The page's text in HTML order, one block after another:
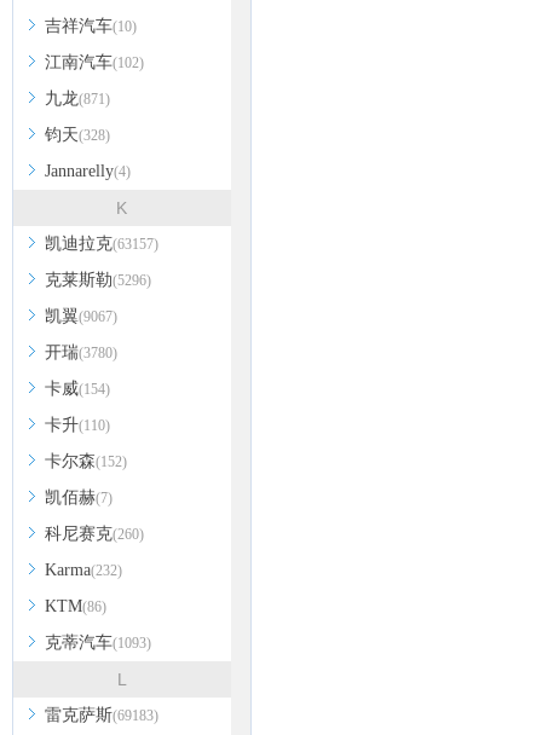
吉祥汽车(10)
江南汽车(102)
九龙(871)
钧天(328)
Jannarelly(4)
K
凯迪拉克(63157)
克莱斯勒(5296)
凯翼(9067)
开瑞(3780)
卡威(154)
卡升(110)
卡尔森(152)
凯佰赫(7)
科尼赛克(260)
Karma(232)
KTM(86)
克蒂汽车(1093)
L
雷克萨斯(69183)